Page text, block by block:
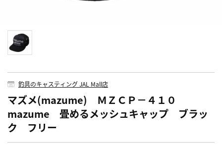
釣具のキャスティング JAL Mall店
マズメ(mazume) ＭＺＣＰ－４１０
mazume 畳めるメッシュキャップ ブラッ
ク フリー